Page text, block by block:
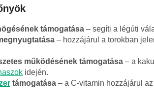
támogatása – segíti a légúti
– hozzájárul a torokban
működésének támogatása – a
idején.
támogatása – a C-vitamin hozzájárul